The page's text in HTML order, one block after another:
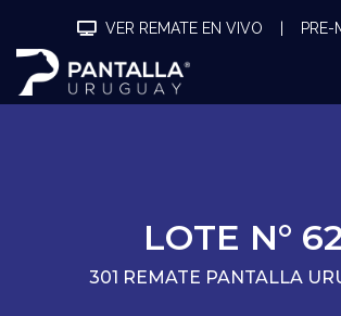
VER REMATE EN VIVO PRE-
LOTE N°
301 REMATE PANTALLA